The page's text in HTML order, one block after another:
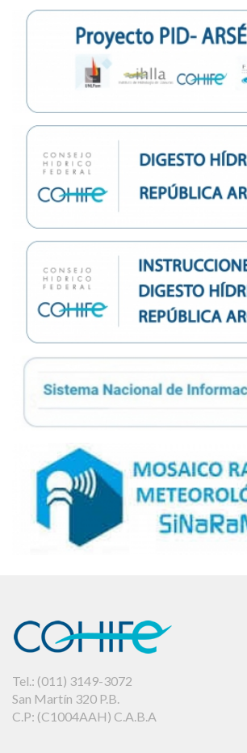
Tel.: (011) 3149-3072
San Martín 320 P.B.
C.P: (C1004AAH) C.A.B.A